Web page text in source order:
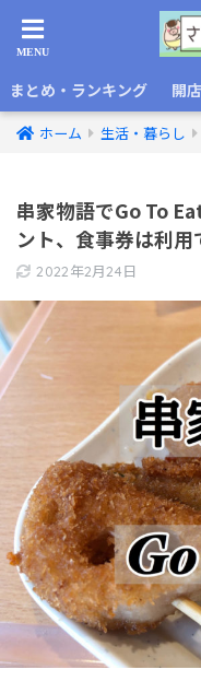
まとめ・ランキング 開
ホーム 生活・暮らし
串家物語でGo To
ント、食事券は利用
2022年2月24日